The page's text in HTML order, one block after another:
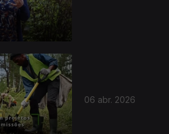
06 abr. 2026